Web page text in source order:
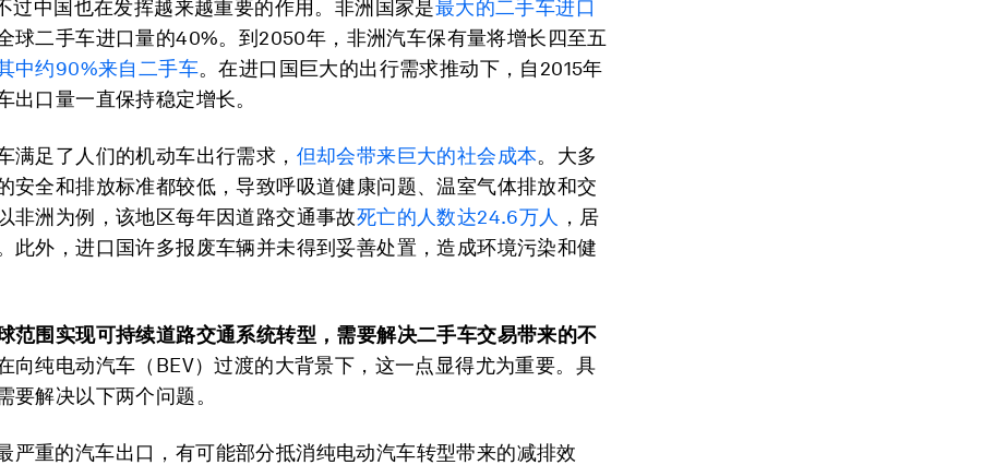
过中国也在发挥越来越重要的作用。非洲国家是最大的二手车进口
球二手车进口量的40%。到2050年，非洲汽车保有量将增长四至五
中约90%来自二手车。在进口国巨大的出行需求推动下，自2015年
出口量一直保持稳定增长。
满足了人们的机动车出行需求， 但却会带来巨大的社会成本。大多
安全和排放标准都较低，导致呼吸道健康问题、温室气体排放和交
非洲为例，该地区每年因道路交通事故死亡的人数达24.6万人
，居
此外，进口国许多报废车辆并未得到妥善处置，造成环境污染和健
范围实现可持续道路交通系统转型，需要解决二手车交易带来的不
向纯电动汽车（BEV）过渡的大背景下，这一点显得尤为重要。具
要解决以下两个问题。
严重的汽车出口，有可能部分抵消纯电动汽车转型带来的减排效